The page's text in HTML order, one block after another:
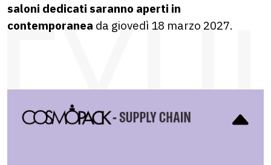
saloni dedicati saranno aperti in
contemporanea da giovedì 18 marzo 2027.